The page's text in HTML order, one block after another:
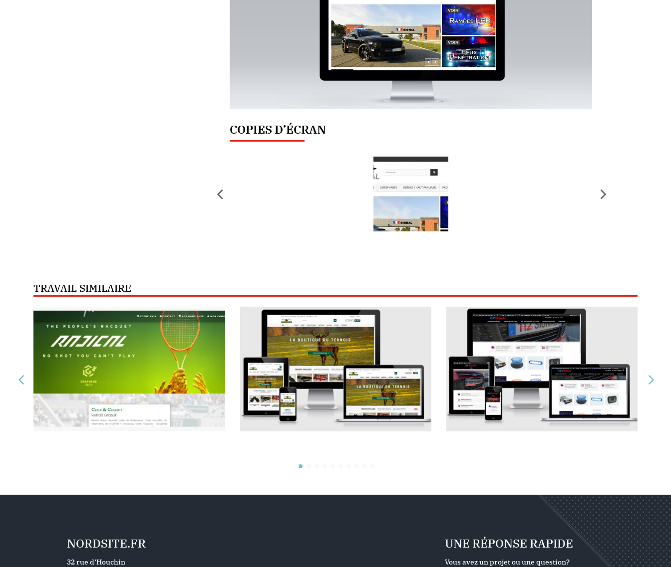
COPIES D’ÉCRAN
TRAVAIL SIMILAIRE
NORDSITE.FR
32 rue d’Houchin
UNE RÉPONSE RAPIDE
Vous avez un projet ou une question?